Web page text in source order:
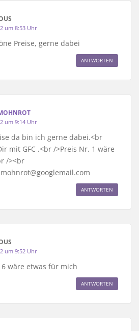
um 8:53 Uhr
Preise, gerne dabei
ANTWORTEN
um 9:14 Uhr
da bin ich gerne dabei.<br
mit GFC .<br />Preis Nr. 1 wäre
/><br
ANTWORTEN
um 9:52 Uhr
6 wäre etwas für mich
ANTWORTEN